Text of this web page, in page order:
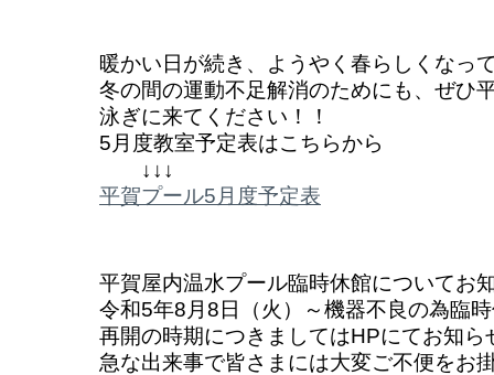
暖かい日が続き、ようやく春らしくなっ
冬の間の運動不足解消のためにも、ぜひ
泳ぎに来てください！！
5月度教室予定表はこちらから
↓↓↓
平賀プール5月度予定表
平賀屋内温水プール臨時休館についてお
令和5年8月8日（火）～機器不良の為臨
再開の時期につきましてはHPにてお知ら
急な出来事で皆さまには大変ご不便をお